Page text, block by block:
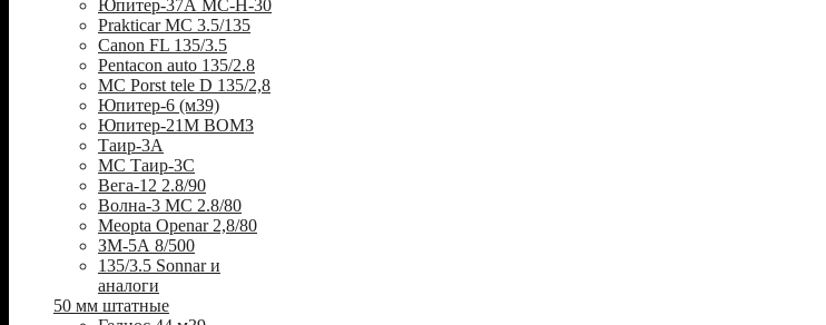
Юпитер-37А МС-Н-30
Prakticar MC 3.5/135
Canon FL 135/3.5
Pentacon auto 135/2.8
MC Porst tele D 135/2,8
Юпитер-6 (м39)
Юпитер-21М ВОМЗ
Таир-3А
МС Таир-3С
Вега-12 2.8/90
Волна-3 МС 2.8/80
Meopta Openar 2,8/80
ЗМ-5А 8/500
135/3.5 Sonnar и
аналоги
50 мм штатные